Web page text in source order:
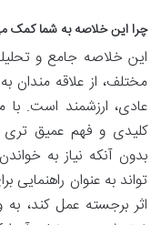
چرا این خلاصه به شما کمک
این خلاصه جامع و
مختلف، از علاقه مندان
عادی، ارزشمند است. با
کلیدی و فهم عمیق
بدون آنکه نیاز به
تواند به عنوان راهنمایی
اثر برجسته عمل کند،